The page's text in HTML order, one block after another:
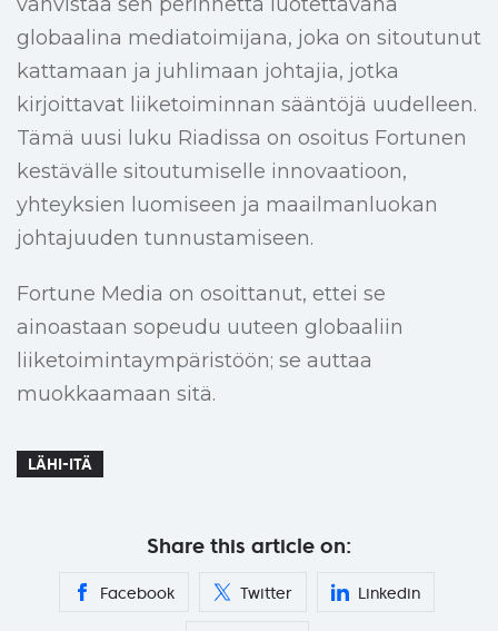
globaalina mediatoimijana, joka on sitoutunut
kattamaan ja juhlimaan johtajia, jotka
kirjoittavat liiketoiminnan sääntöjä uudelleen.
Tämä uusi luku Riadissa on osoitus Fortunen
kestävälle sitoutumiselle innovaatioon,
yhteyksien luomiseen ja maailmanluokan
johtajuuden tunnustamiseen.
Fortune Media on osoittanut, ettei se
ainoastaan sopeudu uuteen globaaliin
liiketoimintaympäristöön; se auttaa
muokkaamaan sitä.
LÄHI-ITÄ
Share this article on:
Facebook Twitter Linkedin